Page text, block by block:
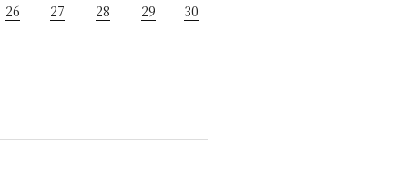
26 27 28 29
30